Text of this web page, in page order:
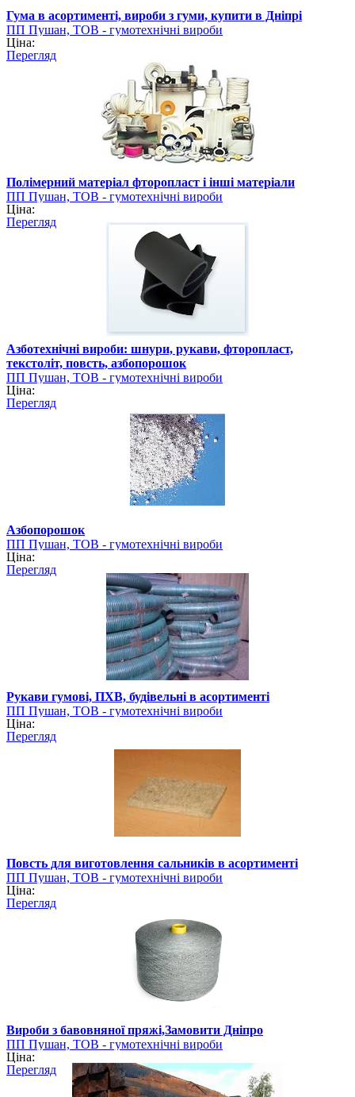
Гума в асортименті, вироби з гуми, купити в Дніпрі
ПП Пушан, ТОВ - гумотехнічні вироби
Ціна:
Перегляд
Полімерний матеріал фторопласт і інші матеріали
ПП Пушан, ТОВ - гумотехнічні вироби
Ціна:
Перегляд
Азботехнічні вироби: шнури, рукави, фторопласт,
текстоліт, повсть, азбопорошок
ПП Пушан, ТОВ - гумотехнічні вироби
Ціна:
Перегляд
Азбопорошок
ПП Пушан, ТОВ - гумотехнічні вироби
Ціна:
Перегляд
Рукави гумові, ПХВ, будівельні в асортименті
ПП Пушан, ТОВ - гумотехнічні вироби
Ціна:
Перегляд
Повсть для виготовлення сальників в асортименті
ПП Пушан, ТОВ - гумотехнічні вироби
Ціна:
Перегляд
Вироби з бавовняної пряжі,Замовити Дніпро
ПП Пушан, ТОВ - гумотехнічні вироби
Ціна:
Перегляд